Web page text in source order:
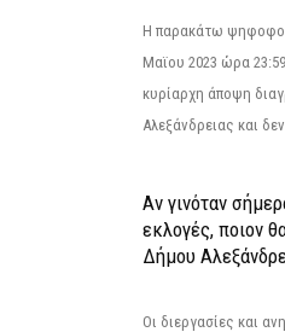
Η παρακάτω
Μαϊου 2023 ώρα
κυρίαρχη άποψη
Αλεξάνδρειας και
Αν γινόταν
εκλογές, ποιον
Δήμου
Οι διεργασίες και